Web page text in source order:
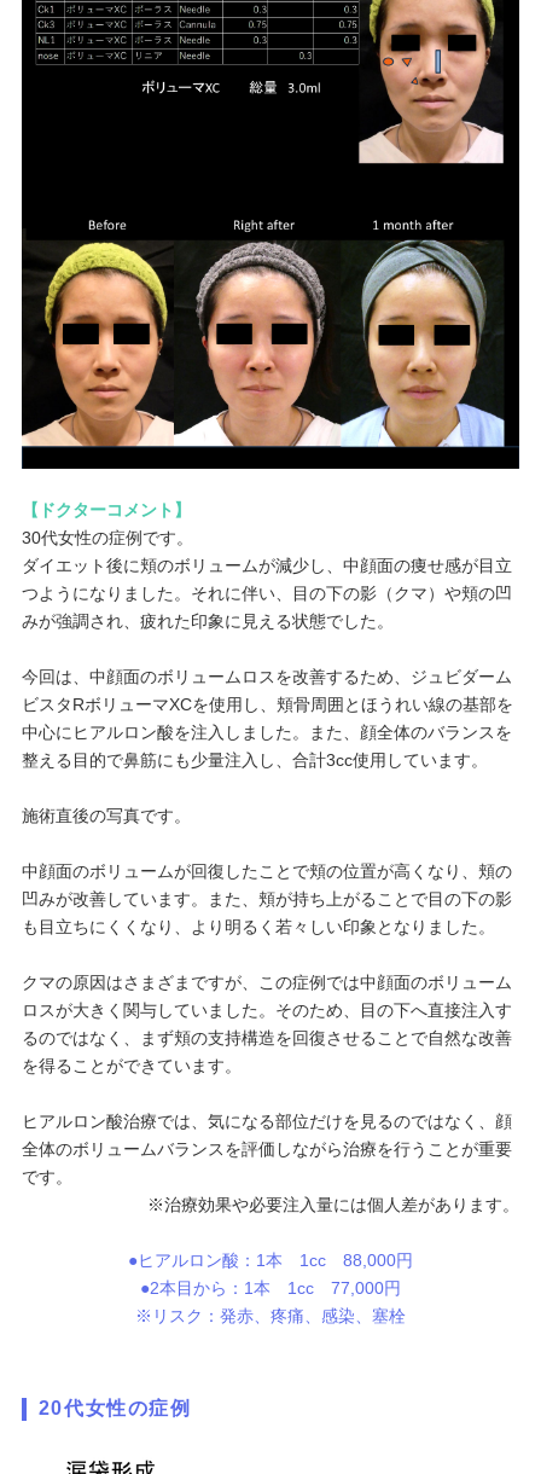
【ドクターコメント】
30代女性の症例です。
ダイエット後に頬のボリュームが減少し、中顔面の痩せ感が目立
つようになりました。それに伴い、目の下の影（クマ）や頬の凹
みが強調され、疲れた印象に見える状態でした。
今回は、中顔面のボリュームロスを改善するため、ジュビダーム
ビスタRボリューマXCを使用し、頬骨周囲とほうれい線の基部を
中心にヒアルロン酸を注入しました。また、顔全体のバランスを
整える目的で鼻筋にも少量注入し、合計3cc使用しています。
施術直後の写真です。
中顔面のボリュームが回復したことで頬の位置が高くなり、頬の
凹みが改善しています。また、頬が持ち上がることで目の下の影
も目立ちにくくなり、より明るく若々しい印象となりました。
クマの原因はさまざまですが、この症例では中顔面のボリューム
ロスが大きく関与していました。そのため、目の下へ直接注入す
るのではなく、まず頬の支持構造を回復させることで自然な改善
を得ることができています。
ヒアルロン酸治療では、気になる部位だけを見るのではなく、顔
全体のボリュームバランスを評価しながら治療を行うことが重要
です。
※治療効果や必要注入量には個人差があります。
●ヒアルロン酸：1本 1cc 88,000円
●2本目から：1本 1cc 77,000円
※リスク：発赤、疼痛、感染、塞栓
20代女性の症例